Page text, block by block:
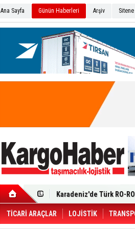
Ana Sayfa Günün Haberleri Arşiv
Ege Bölgesi'nin ilk
Durumu Ağır
Turhan Özen Saudia
Turkish Cargo’dan
Renault Trucks T 480
TİCARİ ARAÇLAR LOJİSTİK